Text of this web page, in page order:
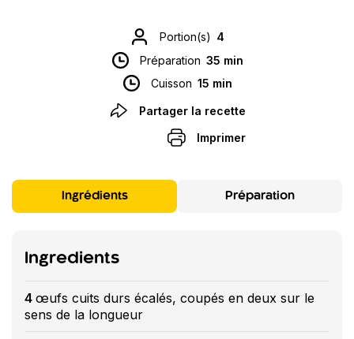
Portion(s) 4
Préparation 35 min
Cuisson 15 min
Partager la recette
Imprimer
Ingrédients Préparation
Ingredients
4 œufs cuits durs écalés, coupés en deux sur le
sens de la longueur